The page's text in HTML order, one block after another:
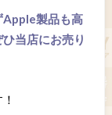
Apple製品も高
当店にお売り